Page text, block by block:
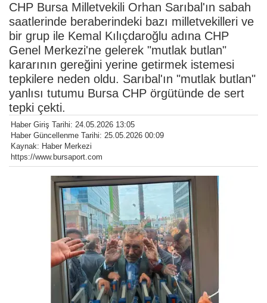
CHP Bursa Milletvekili Orhan Sarıbal'ın sabah
saatlerinde beraberindeki bazı milletvekilleri ve
bir grup ile Kemal Kılıçdaroğlu adına CHP
Genel Merkezi'ne gelerek "mutlak butlan"
kararının gereğini yerine getirmek istemesi
tepkilere neden oldu. Sarıbal'ın "mutlak butlan"
yanlısı tutumu Bursa CHP örgütünde de sert
tepki çekti.
Haber Giriş Tarihi: 24.05.2026 13:05
Haber Güncellenme Tarihi: 25.05.2026 00:09
Kaynak: Haber Merkezi
https://www.bursaport.com